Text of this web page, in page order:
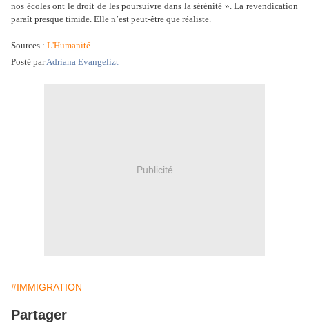
nos écoles ont le droit de les poursuivre dans la sérénité ». La revendication
paraît presque timide. Elle n’est peut-être que réaliste.
Sources : L'Humanité
Posté parAdriana Evangelizt
Publicité
#IMMIGRATION
Partager